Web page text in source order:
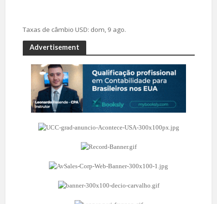
Taxas de câmbio USD: dom, 9 ago.
Advertisement